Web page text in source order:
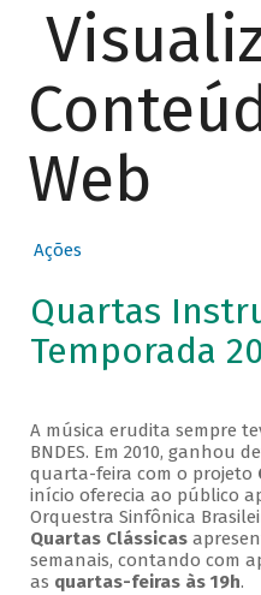
Web
Ações
Quartas
Temporada
A música erudita sempre
BNDES. Em 2010, ganhou
quarta-feira com o projeto
início oferecia ao público
Orquestra Sinfônica
Quartas Clássicas
semanais, contando com
as quartas-feiras às 19h.